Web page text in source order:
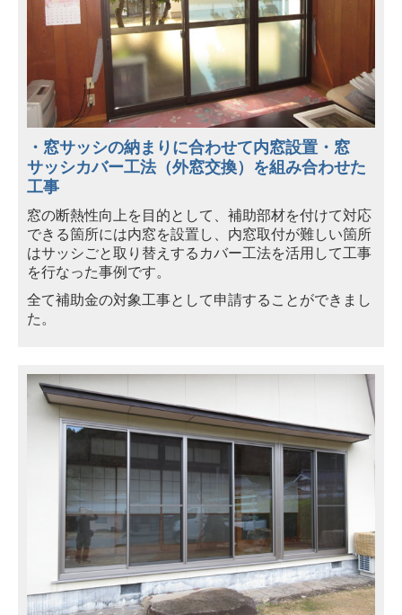
・窓サッシの納まりに合わせて内窓設置・窓
サッシカバー工法（外窓交換）を組み合わせた
工事
窓の断熱性向上を目的として、補助部材を付けて対応
できる箇所には内窓を設置し、内窓取付が難しい箇所
はサッシごと取り替えするカバー工法を活用して工事
を行なった事例です。
全て補助金の対象工事として申請することができまし
た。